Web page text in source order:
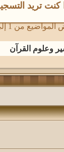
كنت تريد
من 1 إلى 25 من 512
وعلوم القرآن